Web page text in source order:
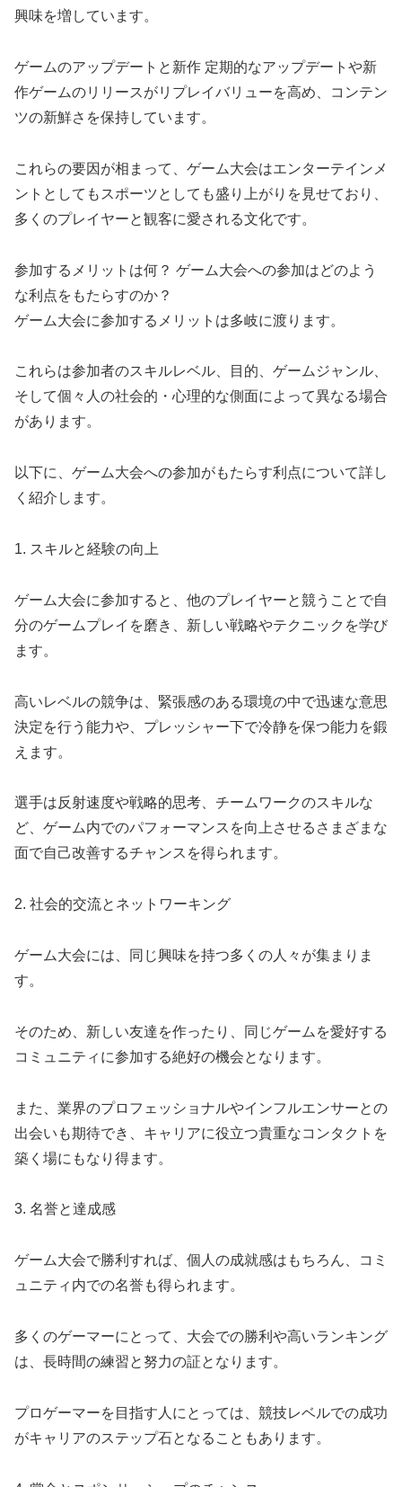
興味を増しています。
ゲームのアップデートと新作 定期的なアップデートや新
作ゲームのリリースがリプレイバリューを高め、コンテン
ツの新鮮さを保持しています。
これらの要因が相まって、ゲーム大会はエンターテインメ
ントとしてもスポーツとしても盛り上がりを見せており、
多くのプレイヤーと観客に愛される文化です。
参加するメリットは何？ ゲーム大会への参加はどのよう
な利点をもたらすのか？
ゲーム大会に参加するメリットは多岐に渡ります。
これらは参加者のスキルレベル、目的、ゲームジャンル、
そして個々人の社会的・心理的な側面によって異なる場合
があります。
以下に、ゲーム大会への参加がもたらす利点について詳し
く紹介します。
1. スキルと経験の向上
ゲーム大会に参加すると、他のプレイヤーと競うことで自
分のゲームプレイを磨き、新しい戦略やテクニックを学び
ます。
高いレベルの競争は、緊張感のある環境の中で迅速な意思
決定を行う能力や、プレッシャー下で冷静を保つ能力を鍛
えます。
選手は反射速度や戦略的思考、チームワークのスキルな
ど、ゲーム内でのパフォーマンスを向上させるさまざまな
面で自己改善するチャンスを得られます。
2. 社会的交流とネットワーキング
ゲーム大会には、同じ興味を持つ多くの人々が集まりま
す。
そのため、新しい友達を作ったり、同じゲームを愛好する
コミュニティに参加する絶好の機会となります。
また、業界のプロフェッショナルやインフルエンサーとの
出会いも期待でき、キャリアに役立つ貴重なコンタクトを
築く場にもなり得ます。
3. 名誉と達成感
ゲーム大会で勝利すれば、個人の成就感はもちろん、コミ
ュニティ内での名誉も得られます。
多くのゲーマーにとって、大会での勝利や高いランキング
は、長時間の練習と努力の証となります。
プロゲーマーを目指す人にとっては、競技レベルでの成功
がキャリアのステップ石となることもあります。